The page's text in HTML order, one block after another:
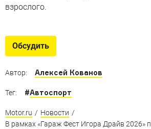
взрослого.
Обсудить
Автор: Алексей Кованов
Тег: #Автоспорт
Motor.ru / Новости /
В рамках «Гараж Фест Игора Драйв 2026»